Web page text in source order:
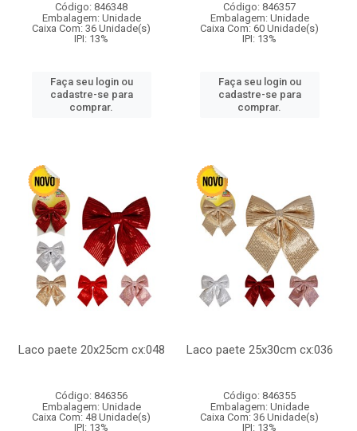
Código: 846348
Embalagem: Unidade
Caixa Com: 36 Unidade(s)
IPI: 13%
Faça seu login ou
cadastre-se para
comprar.
Código: 846357
Embalagem: Unidade
Caixa Com: 60 Unidade(s)
IPI: 13%
Faça seu login ou
cadastre-se para
comprar.
Laco paete 20x25cm cx:048
Código: 846356
Embalagem: Unidade
Caixa Com: 48 Unidade(s)
IPI: 13%
Laco paete 25x30cm cx:036
Código: 846355
Embalagem: Unidade
Caixa Com: 36 Unidade(s)
IPI: 13%